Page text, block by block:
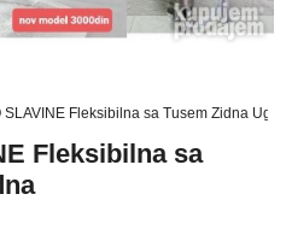
SLAVINE Fleksibilna sa Tusem Zidna
Fleksibilna sa